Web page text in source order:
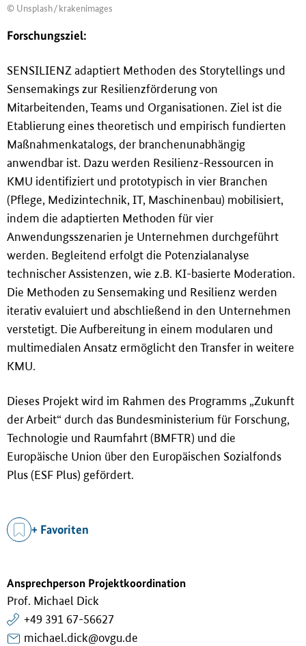
© Unsplash/krakenimages
Forschungsziel:
SENSILIENZ adaptiert Methoden des Storytellings und
Sensemakings zur Resilienzförderung von
Mitarbeitenden, Teams und Organisationen. Ziel ist die
Etablierung eines theoretisch und empirisch fundierten
Maßnahmenkatalogs, der branchenunabhängig
anwendbar ist. Dazu werden Resilienz-Ressourcen in
KMU identifiziert und prototypisch in vier Branchen
(Pflege, Medizintechnik, IT, Maschinenbau) mobilisiert,
indem die adaptierten Methoden für vier
Anwendungsszenarien je Unternehmen durchgeführt
werden. Begleitend erfolgt die Potenzialanalyse
technischer Assistenzen, wie z.B. KI-basierte Moderation.
Die Methoden zu Sensemaking und Resilienz werden
iterativ evaluiert und abschließend in den Unternehmen
verstetigt. Die Aufbereitung in einem modularen und
multimedialen Ansatz ermöglicht den Transfer in weitere
KMU.
Dieses Projekt wird im Rahmen des Programms „Zukunft
der Arbeit“ durch das Bundesministerium für Forschung,
Technologie und Raumfahrt (BMFTR) und die
Europäische Union über den Europäischen Sozialfonds
Plus (ESF Plus) gefördert.
+ Favoriten
Ansprechperson Projektkoordination
Prof. Michael Dick
+49 391 67-56627
michael.dick@ovgu.de